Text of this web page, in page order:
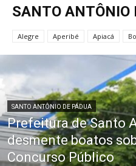
SANTO ANTÔNIO
Alegre Aperibé Apiacá
SANTO ANTÔNIO DE PÁDUA
Prefeitura de Santo
desmente boatos
Concurso Público